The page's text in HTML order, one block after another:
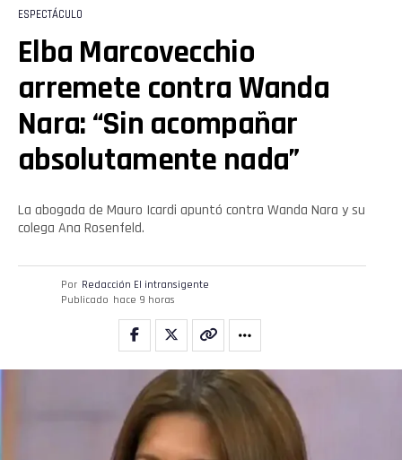
ESPECTÁCULO
Elba Marcovecchio
arremete contra Wanda
Nara: “Sin acompañar
absolutamente nada”
La abogada de Mauro Icardi apuntó contra Wanda Nara y su
colega Ana Rosenfeld.
Por Redacción El intransigente
Publicado hace 9 horas